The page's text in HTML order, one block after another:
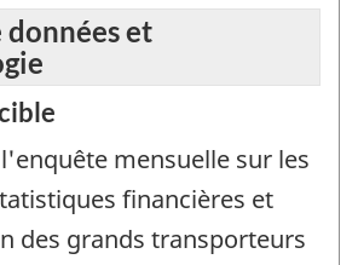
données et
mensuelle sur les
financières et
des grands transporteurs